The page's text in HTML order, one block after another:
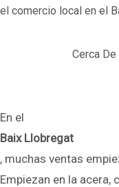
el comercio local en el
Cerca
En el
Baix Llobregat
, muchas ventas
Empiezan en la acera,